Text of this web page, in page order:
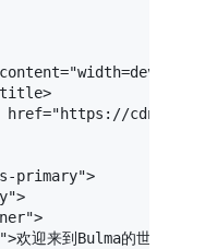
content=
title>
href="https://
primary">
>
>
>欢迎来到Bulma的世界